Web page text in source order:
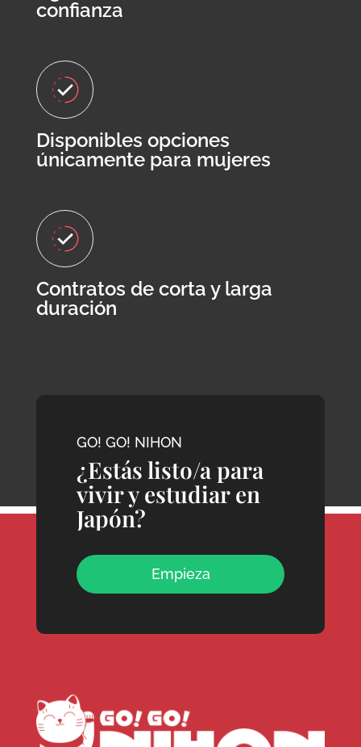
confianza
Disponibles opciones
únicamente para mujeres
Contratos de corta y larga
duración
GO! GO! NIHON
¿Estás listo/a para
vivir y estudiar en
Japón?
Empieza